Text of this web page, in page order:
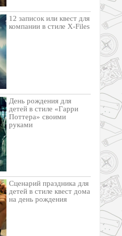
12 записок или квест для
компании в стиле X-Files
День рождения для
детей в стиле «Гарри
Поттера» своими
руками
Cценарий праздника для
детей в стиле квест дома
на день рождения